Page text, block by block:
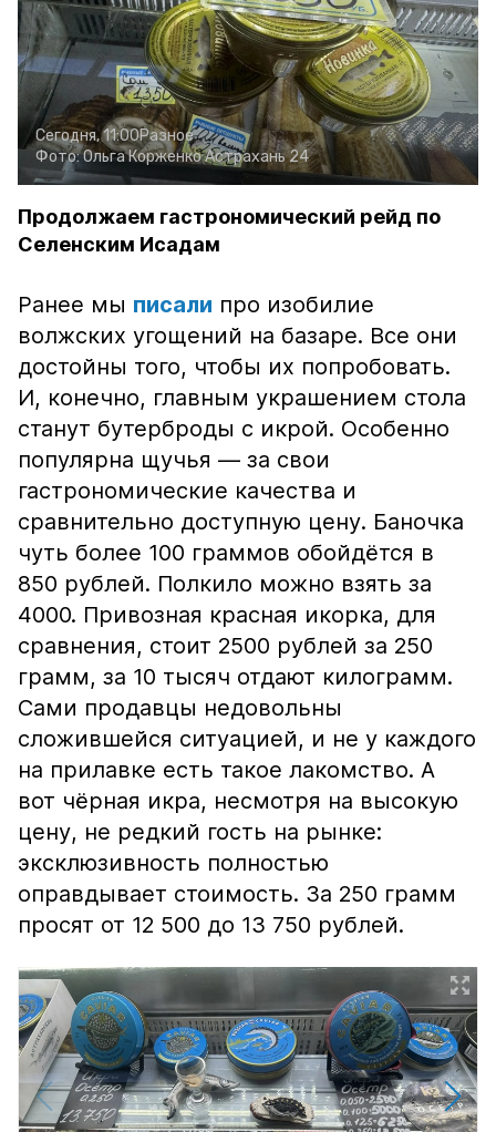
Сегодня, 11:00Разное
Фото:Ольга КорженкоАстрахань 24
Продолжаем гастрономический рейд по
Селенским Исадам
Ранее мы писали про изобилие
волжских угощений на базаре. Все они
достойны того, чтобы их попробовать.
И, конечно, главным украшением стола
станут бутерброды с икрой. Особенно
популярна щучья — за свои
гастрономические качества и
сравнительно доступную цену. Баночка
чуть более 100 граммов обойдётся в
850 рублей. Полкило можно взять за
4000. Привозная красная икорка, для
сравнения, стоит 2500 рублей за 250
грамм, за 10 тысяч отдают килограмм.
Сами продавцы недовольны
сложившейся ситуацией, и не у каждого
на прилавке есть такое лакомство. А
вот чёрная икра, несмотря на высокую
цену, не редкий гость на рынке:
эксклюзивность полностью
оправдывает стоимость. За 250 грамм
просят от 12 500 до 13 750 рублей.